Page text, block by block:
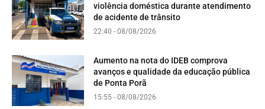
violência doméstica durante atendimento
de acidente de trânsito
22:40 - 08/08/2026
Aumento na nota do IDEB comprova
avanços e qualidade da educação pública
de Ponta Porã
15:55 - 08/08/2026